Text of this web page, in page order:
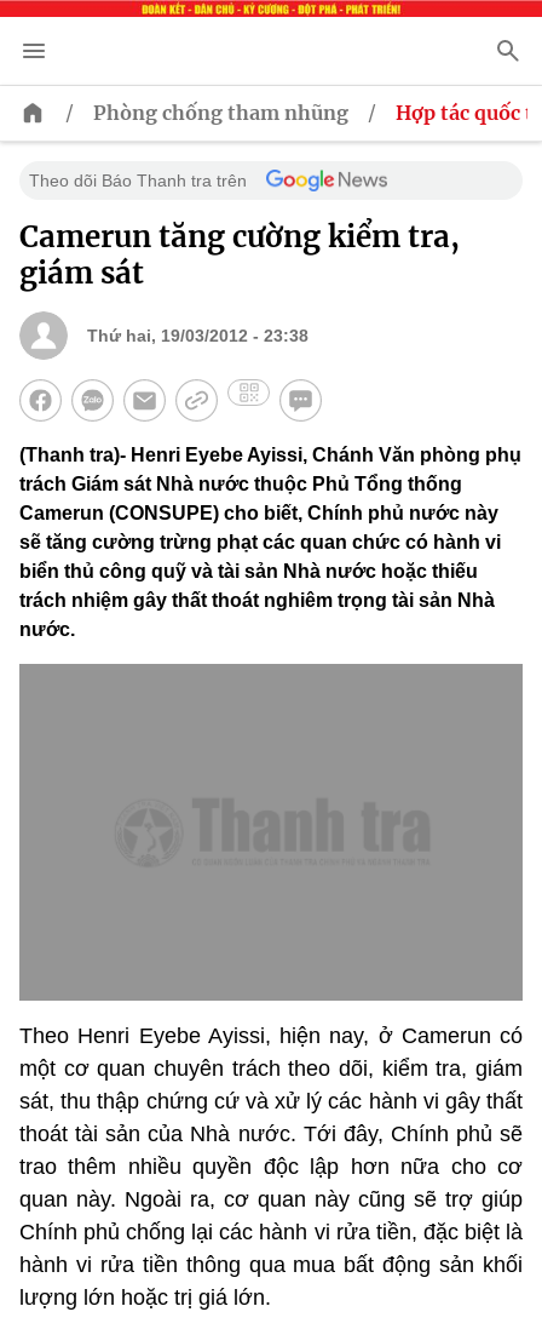
/ Phòng chống tham nhũng / Hợp tác quốc
Theo dõi Báo Thanh tra trên
Camerun tăng cường kiểm tra,
giám sát
Thứ hai, 19/03/2012 - 23:38
(Thanh tra)- Henri Eyebe Ayissi, Chánh Văn phòng phụ
trách Giám sát Nhà nước thuộc Phủ Tổng thống
Camerun (CONSUPE) cho biết, Chính phủ nước này
sẽ tăng cường trừng phạt các quan chức có hành vi
biển thủ công quỹ và tài sản Nhà nước hoặc thiếu
trách nhiệm gây thất thoát nghiêm trọng tài sản Nhà
nước.
Theo Henri Eyebe Ayissi, hiện nay, ở Camerun có
một cơ quan chuyên trách theo dõi, kiểm tra, giám
sát, thu thập chứng cứ và xử lý các hành vi gây thất
thoát tài sản của Nhà nước. Tới đây, Chính phủ sẽ
trao thêm nhiều quyền độc lập hơn nữa cho cơ
quan này. Ngoài ra, cơ quan này cũng sẽ trợ giúp
Chính phủ chống lại các hành vi rửa tiền, đặc biệt là
hành vi rửa tiền thông qua mua bất động sản khối
lượng lớn hoặc trị giá lớn.